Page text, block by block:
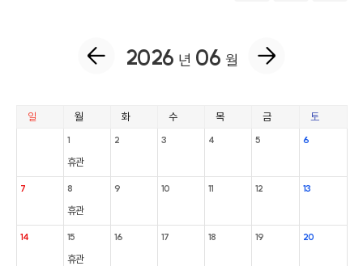
2026 년 06 월
일 월 화 수 목 금 토
1
휴관
2 3 4 5 6
7 8
휴관
9 10 11 12 13
14 15
휴관
16 17 18 19 20